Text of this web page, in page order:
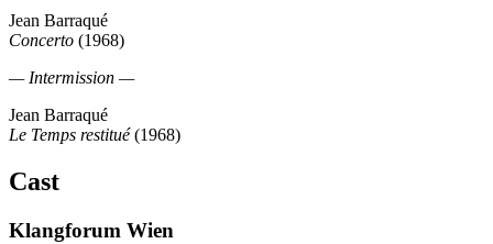
Jean Barraqué
Concerto (1968)
— Intermission —
Jean Barraqué
Le Temps restitué(1968)
Cast
Klangforum Wien